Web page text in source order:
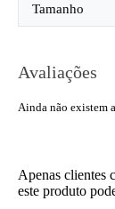
Tamanho
Avaliações
Ainda não existem
Apenas clientes
este produto